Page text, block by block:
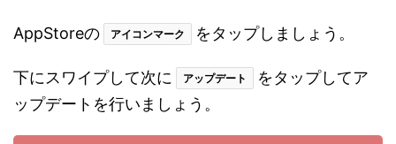
AppStoreの アイコンマーク をタップしましょう。
下にスワイプして次に アップデート
をタップしてア
ップデートを行いましょう。